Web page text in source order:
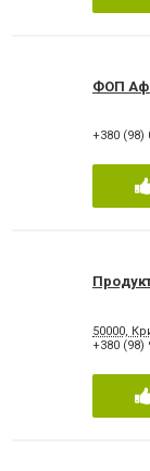
ФОП
+380 (98)
50000,
+380 (98)